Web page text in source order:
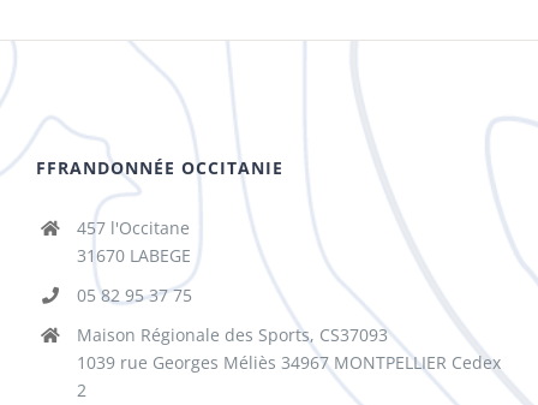
FFRANDONNÉE OCCITANIE
457 l'Occitane
31670 LABEGE
05 82 95 37 75
Maison Régionale des Sports, CS37093
1039 rue Georges Méliès 34967 MONTPELLIER Cedex
2